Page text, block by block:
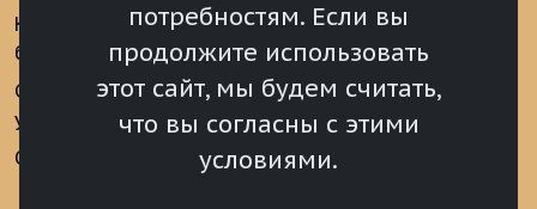
потребностям. Если вы
продолжите использовать
этот сайт, мы будем считать,
что вы согласны с этими
условиями.
Конкурс «Хрустальный
барс»
Сведения о СМИ
учрежденных ВС РХ
Опросы и голосования
Собранию РФ
Местное
самоуправление
Финансы
Награды